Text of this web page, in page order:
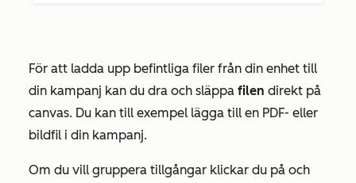
För att ladda upp befintliga filer från din enhet till
din kampanj kan du dra och släppa filen direkt på
canvas. Du kan till exempel lägga till en PDF- eller
bildfil i din kampanj.
Om du vill gruppera tillgångar klickar du på och